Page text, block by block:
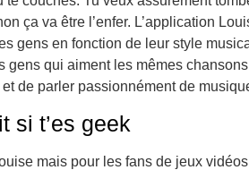
ça va être l’enfer. L’application
gens en fonction de leur style
gens qui aiment les mêmes
de parler passionnément de
si t’es geek
mais pour les fans de jeux vidéos